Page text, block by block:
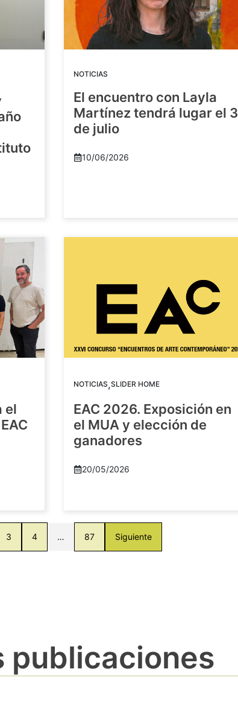
NOTICIAS
El encuentro con Layla
Martínez tendrá lugar el 3
de julio
10/06/2026
el
NOTICIAS,SLIDER HOME
EAC 2026. Exposición en
el MUA y elección de
ganadores
20/05/2026
3 4 … 87 Siguiente
publicaciones